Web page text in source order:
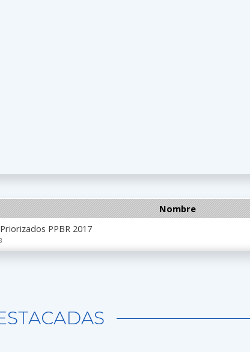
Nombre
PPBR 2017